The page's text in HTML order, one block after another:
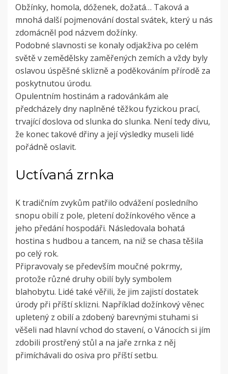
Obžínky, homola, dóženek, dožatá… Taková a
mnohá další pojmenování dostal svátek, který u nás
zdomácněl pod názvem dožínky.
Podobné slavnosti se konaly odjakživa po celém
světě v zemědělsky zaměřených zemích a vždy byly
oslavou úspěšné sklizně a poděkováním přírodě za
poskytnutou úrodu.
Opulentním hostinám a radovánkám ale
předcházely dny naplněné těžkou fyzickou prací,
trvající doslova od slunka do slunka. Není tedy divu,
že konec takové dřiny a její výsledky museli lidé
pořádně oslavit.
Uctívaná zrnka
K tradičním zvykům patřilo odvážení posledního
snopu obilí z pole, pletení dožínkového věnce a
jeho předání hospodáři. Následovala bohatá
hostina s hudbou a tancem, na niž se chasa těšila
po celý rok.
Připravovaly se především moučné pokrmy,
protože různé druhy obilí byly symbolem
blahobytu. Lidé také věřili, že jim zajistí dostatek
úrody při příští sklizni. Například dožínkový věnec
upletený z obilí a zdobený barevnými stuhami si
věšeli nad hlavní vchod do stavení, o Vánocích si jím
zdobili prostřený stůl a na jaře zrnka z něj
přimíchávali do osiva pro příští setbu.